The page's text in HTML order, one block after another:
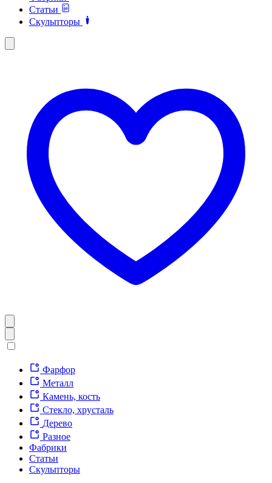
Статьи
Скульпторы
Фарфор
Металл
Камень, кость
Стекло, хрусталь
Дерево
Разное
Фабрики
Статьи
Скульпторы